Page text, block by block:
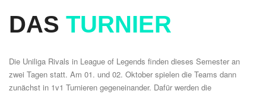
DAS TURNIER
Die Uniliga Rivals in League of Legends finden dieses Semester an
zwei Tagen statt. Am 01. und 02. Oktober spielen die Teams dann
zunächst in 1v1 Turnieren gegeneinander. Dafür werden die